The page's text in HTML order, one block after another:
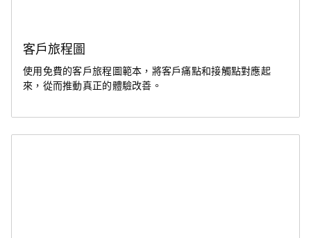
客戶旅程圖
使用免費的客戶旅程圖範本，將客戶痛點和接觸點對應起
來，從而推動真正的體驗改善。